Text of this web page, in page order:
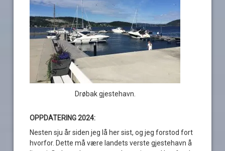
Drøbak gjestehavn.
OPPDATERING 2024:
Nesten sju år siden jeg lå her sist, og jeg forstod fort
hvorfor. Dette må være landets verste gjestehavn å